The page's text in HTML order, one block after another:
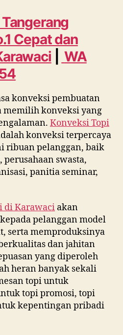
No.1
Cepat
dan
Murah
dekat
0815
995
6854
Cepat dan
WA
konveksi pembuatan
memilih konveksi yang
Konveksi Topi
konveksi terpercaya
ribuan pelanggan, baik
swasta,
panitia seminar,
diKarawaci akan
pelanggan model
serta memproduksinya
dan jahitan
yang diperoleh
heran banyak sekali
topi untuk
topi promosi, topi
kepentingan pribadi